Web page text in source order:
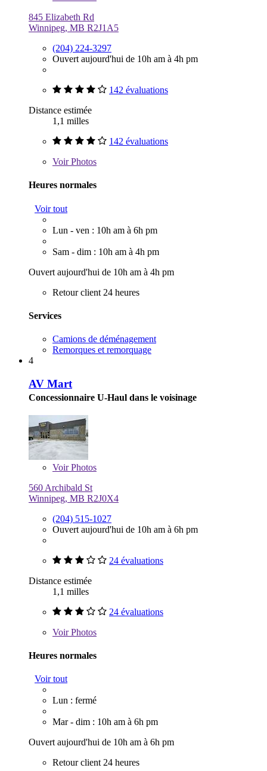
845 Elizabeth Rd
Winnipeg, MB R2J1A5
(204) 224-3297
Ouvert aujourd'hui de 10h am à 4h pm
142 évaluations
Distance estimée
1,1 milles
142 évaluations
VoirPhotos
Heures normales
Voir tout
Lun - ven : 10h am à 6h pm
Sam - dim : 10h am à 4h pm
Ouvert aujourd'hui de 10h am à 4h pm
Retour client 24 heures
Services
Camions de déménagement
Remorques et remorquage
4
AV Mart
Concessionnaire U-Haul dans le voisinage
VoirPhotos
560 Archibald St
Winnipeg, MB R2J0X4
(204) 515-1027
Ouvert aujourd'hui de 10h am à 6h pm
24 évaluations
Distance estimée
1,1 milles
24 évaluations
VoirPhotos
Heures normales
Voir tout
Lun : fermé
Mar - dim : 10h am à 6h pm
Ouvert aujourd'hui de 10h am à 6h pm
Retour client 24 heures